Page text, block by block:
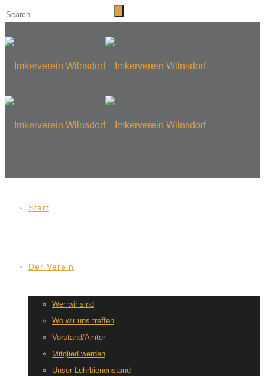
Start
Der Verein
Wer wir sind
Wo wir uns treffen
Vorstand/Ämter
Mitglied werden
Unser Lehrbienenstand